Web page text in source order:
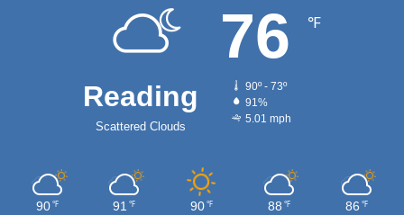
Reading
Scattered Clouds
76 ℉
90º - 73º
91%
5.01 mph
90 ℉ 91 ℉ 90 ℉ 88 ℉ 86 ℉